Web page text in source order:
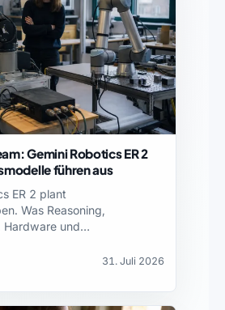
Gemini Robotics ER 2
führen aus
ER 2 plant
Was Reasoning,
Hardware und
31. Juli 2026